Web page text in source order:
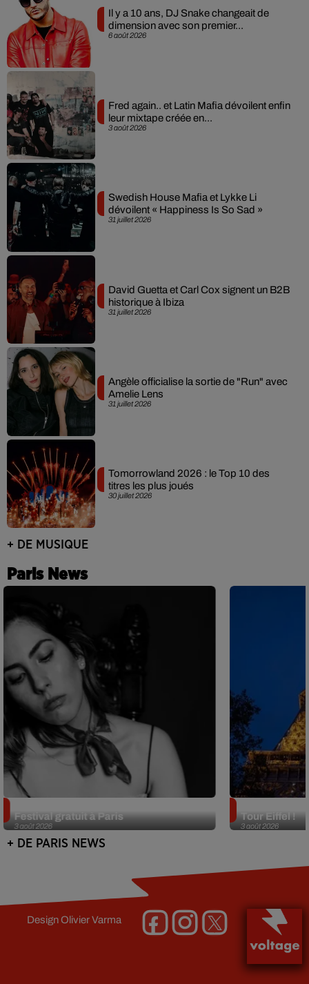
6 août 2026
Il y a 10 ans, DJ Snake changeait de
dimension avec son premier...
3 août 2026
Fred again.. et Latin Mafia dévoilent enfin
leur mixtape créée en...
31 juillet 2026
Swedish House Mafia et Lykke Li
dévoilent « Happiness Is So Sad »
31 juillet 2026
David Guetta et Carl Cox signent un B2B
historique à Ibiza
31 juillet 2026
Angèle officialise la sortie de "Run" avec
Amelie Lens
30 juillet 2026
Tomorrowland 2026 : le Top 10 des
titres les plus joués
+ DE MUSIQUE
Paris News
3 août 2026
Festival gratuit à Paris
3 août 2026
Tour Eiffel !
+ DE PARIS NEWS
DesignOlivier Varma